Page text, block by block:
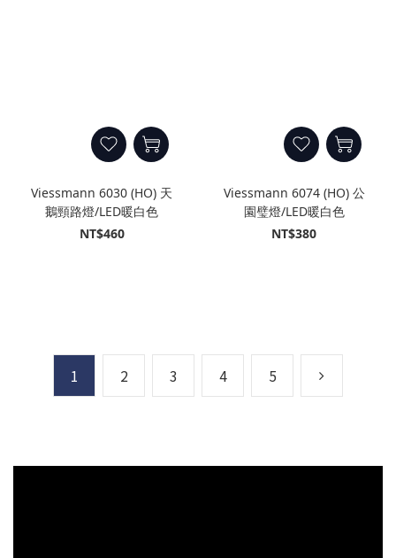
Viessmann 6030 (HO) 天
鵝頸路燈/LED暖白色
NT$460
Viessmann 6074 (HO) 公
園璧燈/LED暖白色
NT$380
1 2 3 4 5